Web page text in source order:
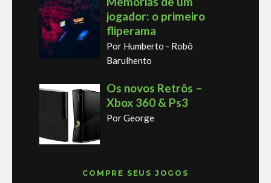
jogador: o primeiro
fliperama
Por Humberto - Robô
Barulhento
Os novos Retrôs –
Xbox 360 & Ps3
Por George
COMPRE SEUS JOGOS